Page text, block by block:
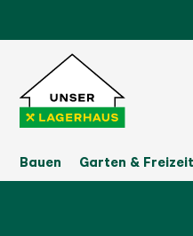
Bauen Garten & Freizeit